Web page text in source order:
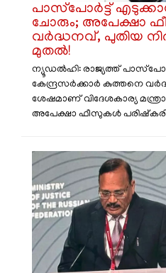
പാസ്‌പോർട്ട്
ചോരും; അപേക്ഷാ
വർദ്ധനവ്, പുതിയ
മുതൽ!
ന്യൂഡൽഹി: രാജ്യത്ത്
കേന്ദ്രസർക്കാർ കുത്തനെ
ശേഷമാണ് വിദേശകാര്യ
അപേക്ഷാ ഫീസുകൾ